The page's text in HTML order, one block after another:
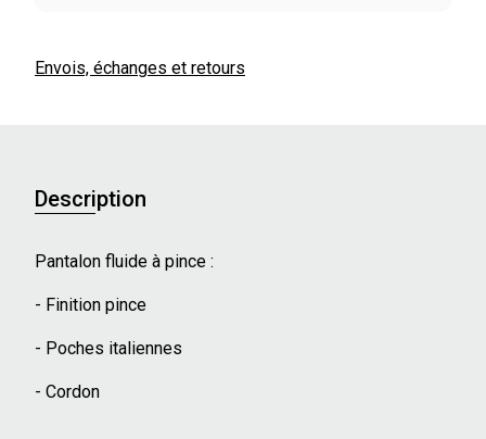
Envois, échanges et retours
Description
Pantalon fluide à pince :
- Finition pince
- Poches italiennes
- Cordon